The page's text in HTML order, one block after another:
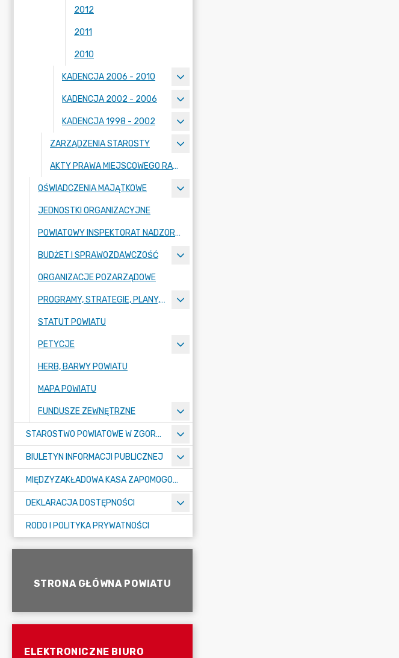
2012
2011
2010
KADENCJA 2006 - 2010
KADENCJA 2002 - 2006
KADENCJA 1998 - 2002
ZARZĄDZENIA STAROSTY
AKTY PRAWA MIEJSCOWEGO RADY POWIATU ZGORZELECKIEGO
OŚWIADCZENIA MAJĄTKOWE
JEDNOSTKI ORGANIZACYJNE
POWIATOWY INSPEKTORAT NADZORU BUDOWLANEGO
BUDŻET I SPRAWOZDAWCZOŚĆ
ORGANIZACJE POZARZĄDOWE
PROGRAMY, STRATEGIE, PLANY, RAPORTY
STATUT POWIATU
PETYCJE
HERB, BARWY POWIATU
MAPA POWIATU
FUNDUSZE ZEWNĘTRZNE
STAROSTWO POWIATOWE W ZGORZELCU
BIULETYN INFORMACJI PUBLICZNEJ
MIĘDZYZAKŁADOWA KASA ZAPOMOGOWO-POŻYCZKOWA
DEKLARACJA DOSTĘPNOŚCI
RODO I POLITYKA PRYWATNOŚCI
STRONA GŁÓWNA POWIATU
ELEKTRONICZNE BIURO